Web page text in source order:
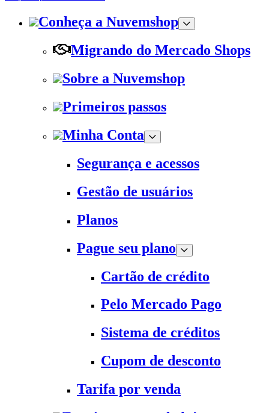
Conheça a Nuvemshop
Migrando do Mercado Shops
Sobre a Nuvemshop
Primeiros passos
Minha Conta
Segurança e acessos
Gestão de usuários
Planos
Pague seu plano
Cartão de crédito
Pelo Mercado Pago
Sistema de créditos
Cupom de desconto
Tarifa por venda